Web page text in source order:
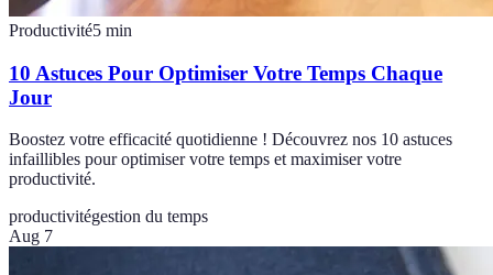
Productivité5 min
10 Astuces Pour Optimiser Votre Temps Chaque
Jour
Boostez votre efficacité quotidienne ! Découvrez nos 10 astuces
infaillibles pour optimiser votre temps et maximiser votre
productivité.
productivitégestion du temps
Aug 7